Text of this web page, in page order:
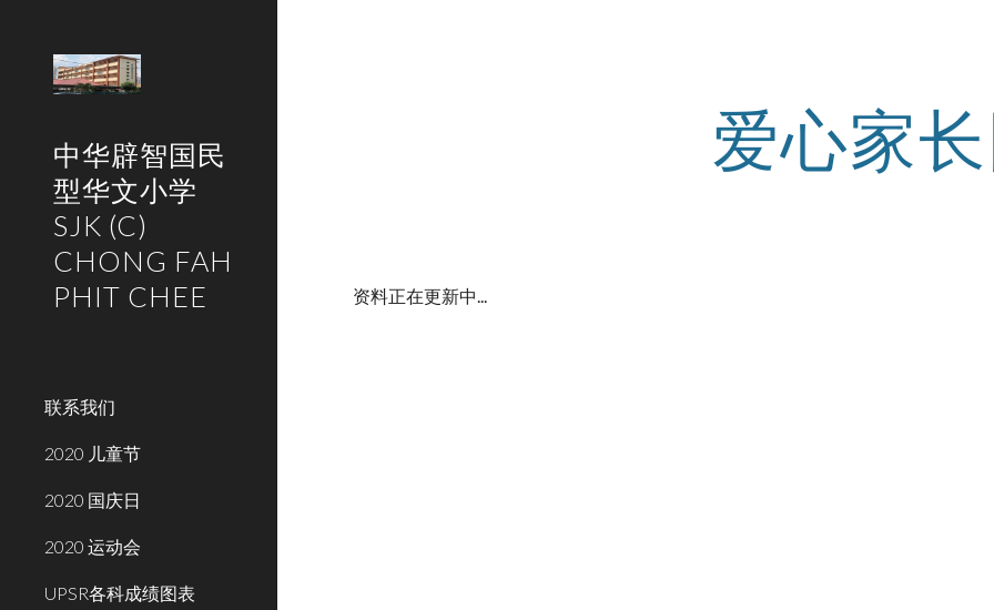
中华辟智国民
型华文小学
SJK (C)
CHONG FAH
PHIT CHEE
联系我们
2020 儿童节
2020 国庆日
2020 运动会
UPSR各科成绩图表
爱心家
资料正在更新中...